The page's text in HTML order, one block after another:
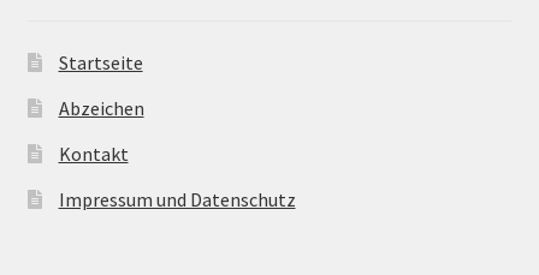
Startseite
Abzeichen
Kontakt
Impressum und Datenschutz